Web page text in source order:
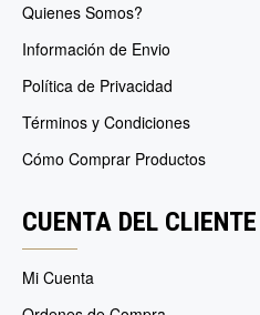
Quienes Somos?
Información de Envio
Política de Privacidad
Términos y Condiciones
Cómo Comprar Productos
CUENTA DEL CLIENTE
Mi Cuenta